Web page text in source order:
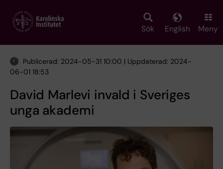
main
Sök English Meny
Publicerad: 2024-05-31 10:00 | Uppdaterad: 2024-
06-01 18:53
David Marlevi invald i Sveriges
unga akademi